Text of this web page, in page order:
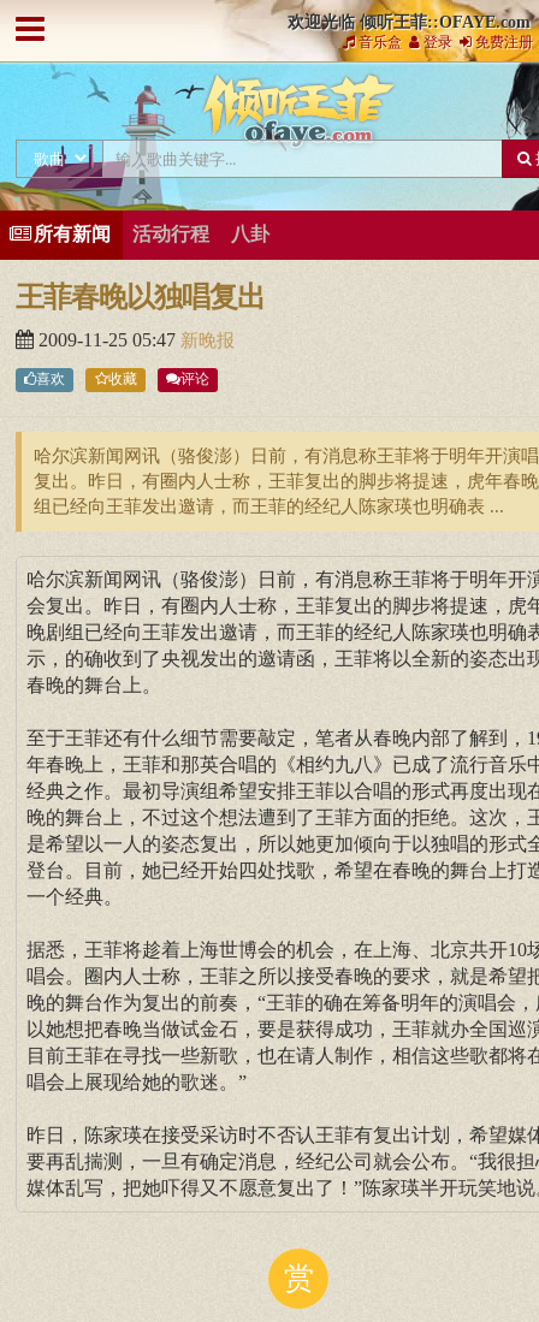
欢迎光临 倾听王菲::OFAYE.com
音乐盒 登录 免费注册
所有新闻 活动行程 八卦
王菲春晚以独唱复出
2009-11-25 05:47 新晚报
喜欢 收藏 评论
哈尔滨新闻网讯（骆俊澎）日前，有消息称王菲将于明年开演
复出。昨日，有圈内人士称，王菲复出的脚步将提速，虎年春
组已经向王菲发出邀请，而王菲的经纪人陈家瑛也明确表 ...
哈尔滨新闻网讯（骆俊澎）日前，有消息称王菲将于明年开
会复出。昨日，有圈内人士称，王菲复出的脚步将提速，虎
晚剧组已经向王菲发出邀请，而王菲的经纪人陈家瑛也明确
示，的确收到了央视发出的邀请函，王菲将以全新的姿态出
春晚的舞台上。
至于王菲还有什么细节需要敲定，笔者从春晚内部了解到，
年春晚上，王菲和那英合唱的《相约九八》已成了流行音乐
经典之作。最初导演组希望安排王菲以合唱的形式再度出现
晚的舞台上，不过这个想法遭到了王菲方面的拒绝。这次，
是希望以一人的姿态复出，所以她更加倾向于以独唱的形式
登台。目前，她已经开始四处找歌，希望在春晚的舞台上打
一个经典。
据悉，王菲将趁着上海世博会的机会，在上海、北京共开10
唱会。圈内人士称，王菲之所以接受春晚的要求，就是希望
晚的舞台作为复出的前奏，“王菲的确在筹备明年的演唱会，
以她想把春晚当做试金石，要是获得成功，王菲就办全国巡
目前王菲在寻找一些新歌，也在请人制作，相信这些歌都将
唱会上展现给她的歌迷。”
昨日，陈家瑛在接受采访时不否认王菲有复出计划，希望媒
要再乱揣测，一旦有确定消息，经纪公司就会公布。“我很担
媒体乱写，把她吓得又不愿意复出了！”陈家瑛半开玩笑地说
赏